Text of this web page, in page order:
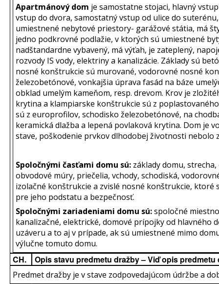
Apartmánový dom je samostatne stojaci, hlavný
vstup do dvora, samostatný vstup od ulice do
umiestnené nebytové priestory- garážové státia, má
jedno podkrovné podlažie, v ktorých sú umiestnené
nadštandardne vybavený, má výťah, je zateplený,
rozvody IS vody, elektriny a kanalizácie. Základy sú
nosné konštrukcie sú murované, vodorovné nosné
železobetónové, vonkajšia úprava fasád na báze
obklad umelým kameňom, resp. drevom. Krov je
krytina a klampiarske konštrukcie sú z
sú z europrofilov, schodisko železobetónové, na
keramická dlažba a lepená povlaková krytina. Dom je
stave, poškodenie prvkov dlhodobej životnosti nebolo
Spoločnými časťami domu sú: základy domu, strecha,
obvodové múry, priečelia, vchody, schodiská,
izolačné konštrukcie a zvislé nosné konštrukcie, ktoré
pre jeho podstatu a bezpečnosť.
Spoločnými zariadeniami domu sú:spoločné
kanalizačné, elektrické, domové prípojky od hlavného
uzáveru a to aj v prípade, ak sú umiestnené mimo
výlučne tomuto domu.
CH. Opis stavu predmetu dražby – Viď opis predmetu
Predmet dražby je v stave zodpovedajúcom údržbe a